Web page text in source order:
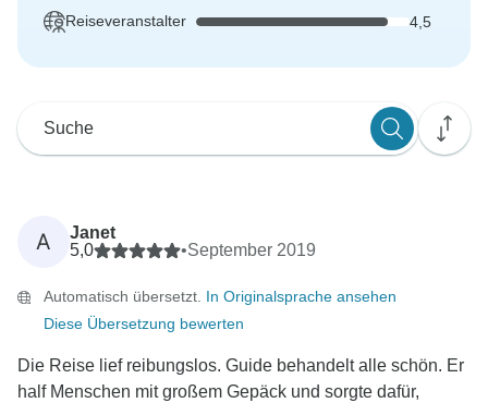
Reiseveranstalter 4,5
A
Janet
5,0
•September 2019
Automatisch übersetzt. In Originalsprache ansehen
Diese Übersetzung bewerten
Die Reise lief reibungslos. Guide behandelt alle schön. Er
half Menschen mit großem Gepäck und sorgte dafür,